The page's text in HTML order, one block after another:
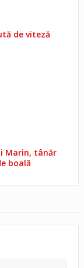
de viteză
Marin, tânăr
boală